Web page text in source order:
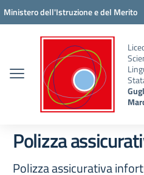
Vai ai contenuti
Vai al menu di navigazione
Vai al footer
Ministero dell'Istruzione e del Merito
Polizza
Polizza assicurativa